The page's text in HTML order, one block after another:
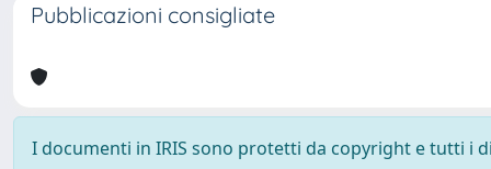
Pubblicazioni consigliate
I documenti in IRIS sono protetti da copyright e tutti i